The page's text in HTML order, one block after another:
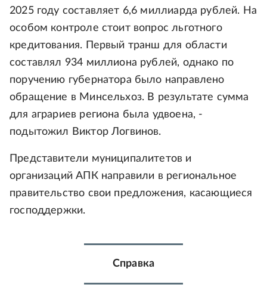
2025 году составляет 6,6 миллиарда рублей. На
особом контроле стоит вопрос льготного
кредитования. Первый транш для области
составлял 934 миллиона рублей, однако по
поручению губернатора было направлено
обращение в Минсельхоз. В результате сумма
для аграриев региона была удвоена, -
подытожил Виктор Логвинов.
Представители муниципалитетов и
организаций АПК направили в региональное
правительство свои предложения, касающиеся
господдержки.
Справка